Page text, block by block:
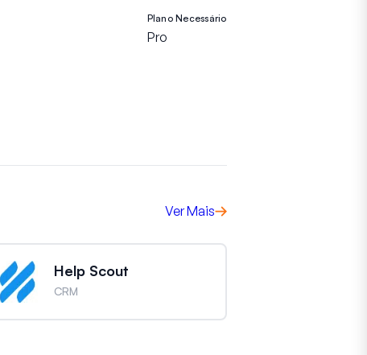
Plano Necessário
Pro
Ver Mais
Help Scout
CRM